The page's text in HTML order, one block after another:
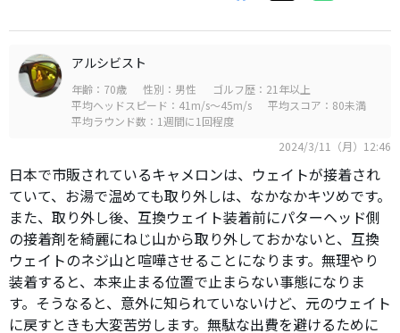
アルシビスト
年齢：70歳 性別：男性
ゴルフ歴：21年以上
平均ヘッドスピード：41m/s～45m/s
平均スコア：80未満
平均ラウンド数：1週間に1回程度
2024/3/11（月）12:46
日本で市販されているキャメロンは、ウェイトが接着され
ていて、お湯で温めても取り外しは、なかなかキツめです。
また、取り外し後、互換ウェイト装着前にパターヘッド側
の接着剤を綺麗にねじ山から取り外しておかないと、互換
ウェイトのネジ山と喧嘩させることになります。無理やり
装着すると、本来止まる位置で止まらない事態になりま
す。そうなると、意外に知られていないけど、元のウェイト
に戻すときも大変苦労します。無駄な出費を避けるために